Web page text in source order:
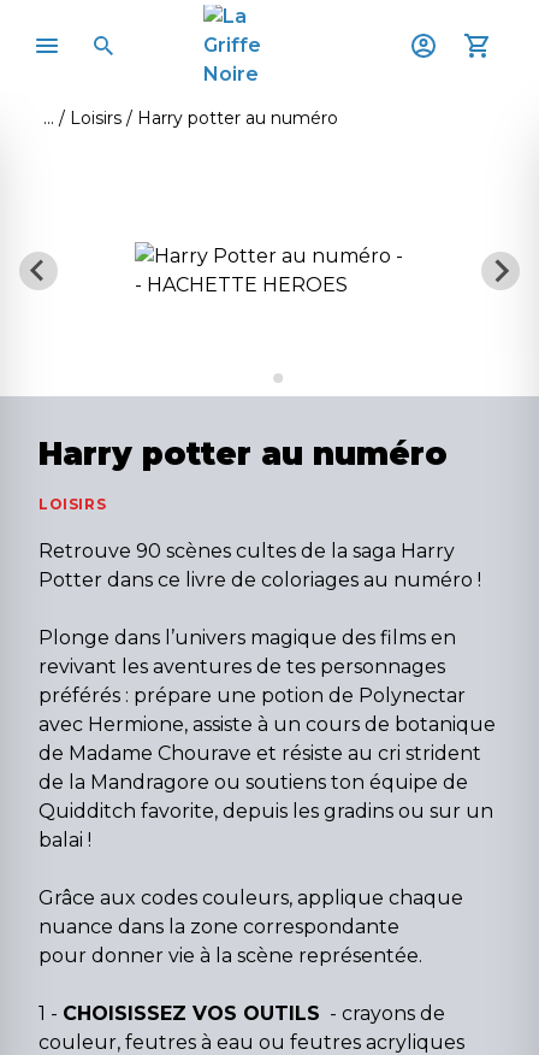
Loisirs Harry potter au numéro
Harry potter au numéro
LOISIRS
Retrouve 90 scènes cultes de la saga Harry
Potter dans ce livre de coloriages au numéro !
Plonge dans l’univers magique des films en
revivant les aventures de tes personnages
préférés : prépare une potion de Polynectar
avec Hermione, assiste à un cours de botanique
de Madame Chourave et résiste au cri strident
de la Mandragore ou soutiens ton équipe de
Quidditch favorite, depuis les gradins ou sur un
balai !
Grâce aux codes couleurs, applique chaque
nuance dans la zone correspondante
pour donner vie à la scène représentée.
1 - CHOISISSEZ VOS OUTILS - crayons de
couleur, feutres à eau ou feutres acryliques